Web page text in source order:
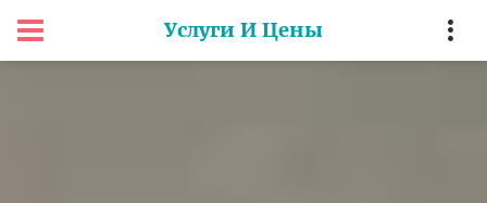
Услуги И Цены